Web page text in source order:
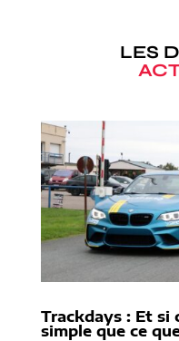
LES
Trackdays : Et si
simple que ce